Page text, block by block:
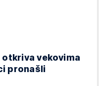
otkriva vekovima
pronašli